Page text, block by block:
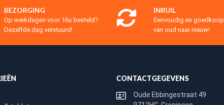
BEZORGING
Op werkdagen voor 16u besteld?
Dezelfde dag verstuurd!
INRUIL
Eenvoudig en goedkoop
van oud naar nieuw!
CONTACTGEGEVENS
Oude Ebbingestraat 49